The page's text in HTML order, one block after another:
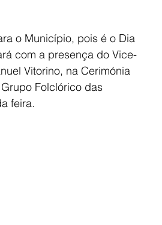
o Município, pois é o Dia
com a presença do Vice-
Vitorino, na Cerimónia
Folclórico das
feira.